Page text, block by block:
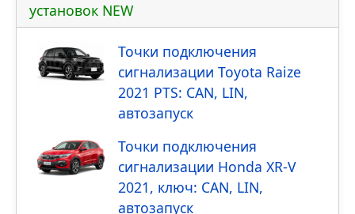
установок NEW
Точки подключения
сигнализации Toyota Raize
2021 PTS: CAN, LIN,
автозапуск
Точки подключения
сигнализации Honda XR-V
2021, ключ: CAN, LIN,
автозапуск